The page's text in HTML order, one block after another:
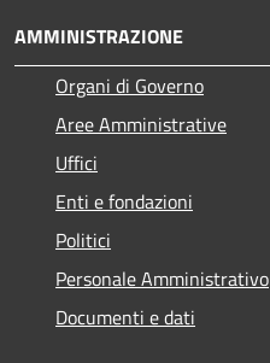
AMMINISTRAZIONE
Organi di Governo
Aree Amministrative
Uffici
Enti e fondazioni
Politici
Personale Amministrativo
Documenti e dati